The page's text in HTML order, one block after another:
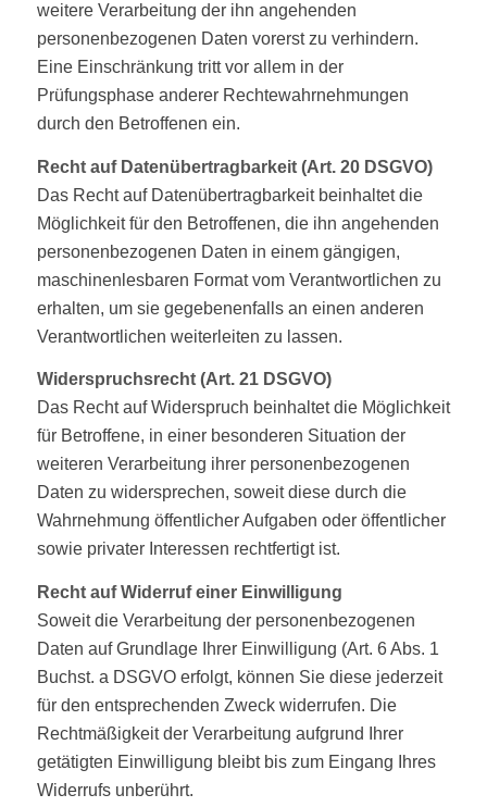
weitere Verarbeitung der ihn angehenden
personenbezogenen Daten vorerst zu verhindern.
Eine Einschränkung tritt vor allem in der
Prüfungsphase anderer Rechtewahrnehmungen
durch den Betroffenen ein.
Recht auf Datenübertragbarkeit (Art. 20 DSGVO)
Das Recht auf Datenübertragbarkeit beinhaltet die
Möglichkeit für den Betroffenen, die ihn angehenden
personenbezogenen Daten in einem gängigen,
maschinenlesbaren Format vom Verantwortlichen zu
erhalten, um sie gegebenenfalls an einen anderen
Verantwortlichen weiterleiten zu lassen.
Widerspruchsrecht (Art. 21 DSGVO)
Das Recht auf Widerspruch beinhaltet die Möglichkeit
für Betroffene, in einer besonderen Situation der
weiteren Verarbeitung ihrer personenbezogenen
Daten zu widersprechen, soweit diese durch die
Wahrnehmung öffentlicher Aufgaben oder öffentlicher
sowie privater Interessen rechtfertigt ist.
Recht auf Widerruf einer Einwilligung
Soweit die Verarbeitung der personenbezogenen
Daten auf Grundlage Ihrer Einwilligung (Art. 6 Abs. 1
Buchst. a DSGVO erfolgt, können Sie diese jederzeit
für den entsprechenden Zweck widerrufen. Die
Rechtmäßigkeit der Verarbeitung aufgrund Ihrer
getätigten Einwilligung bleibt bis zum Eingang Ihres
Widerrufs unberührt.